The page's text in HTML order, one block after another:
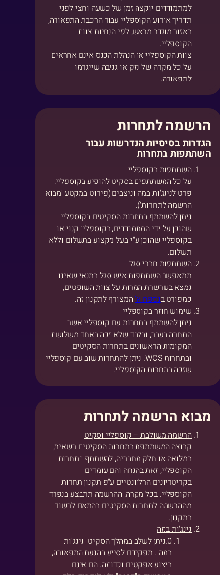
למתמודדים יוקצה זמן של כשעה וחצי לפני
תדריך אירוע הקוספליי עבור הרכבת התפאורה,
באזור מוגדר מראש, לפי הנחיות צוות
הקוספליי.
צוות הקוספליי או הנהלת הכנס אינם אחראים
על כל מקרה של נזק או גניבה שייגרמו
לתפאורה.
הרשמה לתחרות
הגדרות בסיסיות הנדרשות עבור
השתתפות בתחרות
השתתפות בקוספליי
על כל המשתתפים בסקיט להופיע בקוספליי,
פרט לנינג'ות במה וניצבים (פירוט במקטע 'מבוא
הרשמה לתחרות').
ניתן להשתתף בתחרות הסקיטים בקוספליי
שהוכן על ידי המתמודדים, בקוספליי קנוי או
בקוספליי שהוכן ע"י בעל מקצוע בתשלום וללא
תשלום.
השתתפות חברי סגל
תתאפשר השתתפות איש סגל בתנאי שאינו
נמצא בשרשרת המרות על צוות השופטים,
כמפורט בנספח א'המצורף לתקנון זה.
שימוש חוזר בקוספליי
ניתן להשתתף בתחרות עם קוספליי אשר
התחרה בעבר, ובלבד שלא זכה באחד משלושת
המקומות הראשונים בתחרות הסקיטים
ובתחרות WCS. ניתן להתחרות שוב עם קוספליי
שזכה בתחרות הקוספליי.
מבוא הרשמה לתחרות
הרשמה משולבת – קוספליי וסקיט
קבוצה המשתתפת בתחרות הסקיטים רשאית,
במלואה או חלק מחבריה, להשתתף בתחרות
הקוספליי, זאת בהנחה והם עומדים
בקריטריונים הרלוונטיים ע"פ תקנון תחרות
הקוספליי. בכל מקרה, ההרשמה תתבצע בנפרד
מההרשמה לתחרות הסקיטים בהתאם לרשום
בתקנון.
נינג'ות במה
ניתן לשלב במהלך הסקיט "נינג'ות
במה". תפקידם לסייע בהנעת התפאורה,
ביצוע אפקטים וכדומה. הם אינם